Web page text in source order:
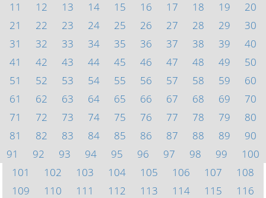
11
12 13 14 15 16 17 18 19
20
21
22 23 24 25 26 27 28 29
30
31
32 33 34 35 36 37 38 39
40
41
42 43 44 45 46 47 48 49
50
51
52 53 54 55 56 57 58 59
60
61
62 63 64 65 66 67 68 69
70
71
72 73 74 75 76 77 78 79
80
81
82 83 84 85 86 87 88 89
90
91
92 93 94 95 96 97 98 99
100
101
102 103 104 105 106 107
108
109
110 111 112 113 114 115
116